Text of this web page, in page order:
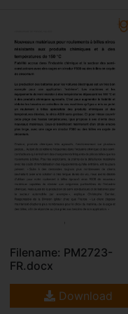
Filename: PM2723-
FR.docx
Download